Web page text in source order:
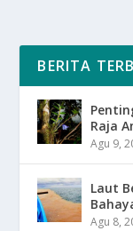
BERITA
Raja
Agu 9,
Laut
Agu 8,